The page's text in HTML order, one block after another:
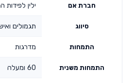
חברת אם ילין
סיווג תגמולים
התמחות מדרגות
התמחות משנית 60 ומעלה